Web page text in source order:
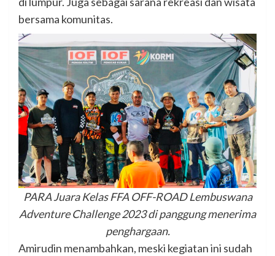
bersama komunitas.
PARA Juara Kelas FFA OFF-ROAD Lembuswana
Adventure Challenge 2023 di panggung menerima
penghargaan.
Amirudin menambahkan, meski kegiatan ini sudah